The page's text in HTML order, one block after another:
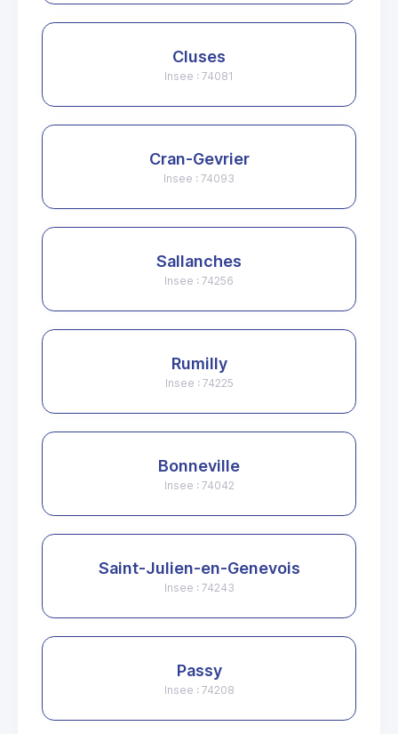
Cluses
Insee : 74081
Cran-Gevrier
Insee : 74093
Sallanches
Insee : 74256
Rumilly
Insee : 74225
Bonneville
Insee : 74042
Saint-Julien-en-Genevois
Insee : 74243
Passy
Insee : 74208